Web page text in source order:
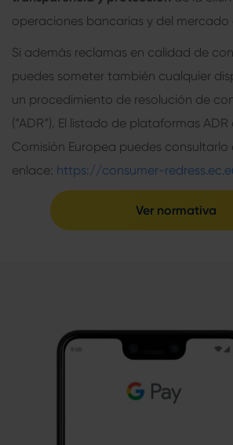
operaciones bancarias y del mercado
Si además reclamas en calidad de
puedes someter también cualquier
un procedimiento de resolución de
(“ADR”). El listado de plataformas
Comisión Europea puedes consultarlo
enlace: https://consumer-
Ver normativa